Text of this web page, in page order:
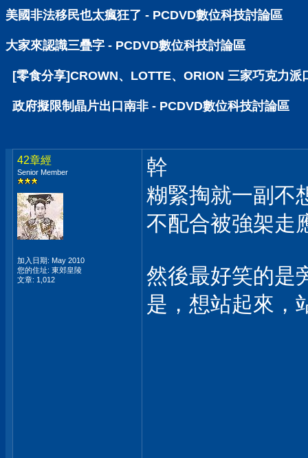
美國非法移民也太瘋狂了 - PCDVD數位科技討論區
大家來認識三疊字 - PCDVD數位科技討論區
[零食分享]CROWN、LOTTE、ORION 三家巧克力
政府擬限制晶片出口南非 - PCDVD數位科技討論區
42章經
Senior Member
加入日期: May 2010
您的住址: 東郊皇陵
文章: 1,012
幹
糊緊掏就一副不
不配合被強架走
然後最好笑的是
是，想站起來，